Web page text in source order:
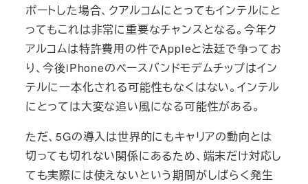
ポートした場合、クアルコムにとってもインテルにと
ってもこれは非常に重要なチャンスとなる。今年ク
アルコムは特許費用の件でAppleと法廷で争ってお
り、今後iPhoneのベースバンドモデムチップはイン
テルに一本化される可能性もなくはない。インテル
にとっては大変な追い風になる可能性がある。
ただ、5Gの導入は世界的にもキャリアの動向とは
切っても切れない関係にあるため、端末だけ対応し
ても実際には使えないという期間がしばらく発生